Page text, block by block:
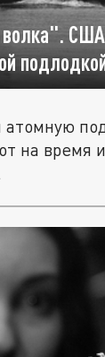
на время